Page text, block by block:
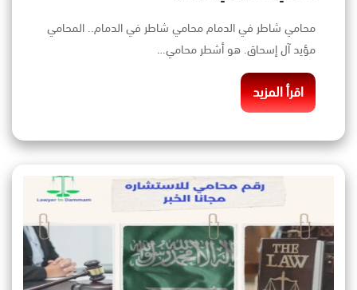
محامي شاطر في الدمام محامي شاطر في الدمام.. المحامي
مؤيد آل إسحاق. هو أشطر محامي…
اقرأ المزيد